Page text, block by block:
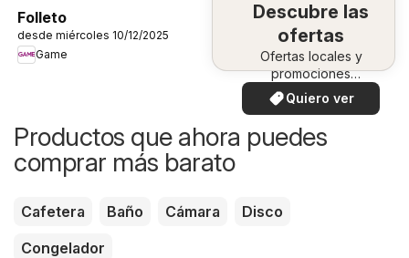
Folleto
desde miércoles 10/12/2025
Game
Descubre las
ofertas
Ofertas locales y
promociones
especiales.
Quiero ver
Productos que ahora puedes
comprar más barato
Cafetera Baño Cámara
Disco
Congelador